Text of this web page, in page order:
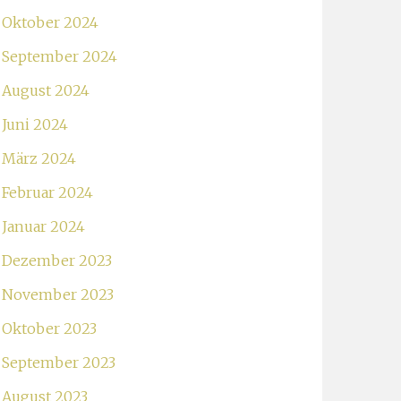
Oktober 2024
September 2024
August 2024
Juni 2024
März 2024
Februar 2024
Januar 2024
Dezember 2023
November 2023
Oktober 2023
September 2023
August 2023